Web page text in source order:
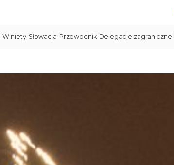
Winiety Słowacja Przewodnik Delegacje zagraniczne